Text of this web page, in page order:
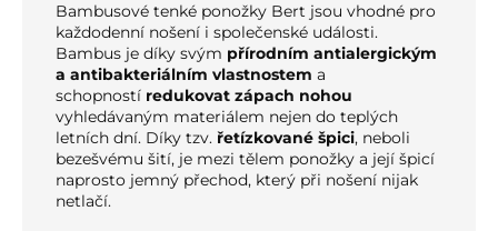
Bambusové tenké ponožky Bert jsou vhodné pro
každodenní nošení i společenské události.
Bambus je díky svým přírodním antialergickým
a antibakteriálním vlastnostem a
schopností redukovat zápach nohou
vyhledávaným materiálem nejen do teplých
letních dní. Díky tzv. řetízkované špici, neboli
bezešvému šití, je mezi tělem ponožky a její špicí
naprosto jemný přechod, který při nošení nijak
netlačí.